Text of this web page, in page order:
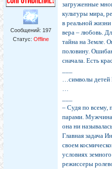
Сообщений: 197
Статус: Offline
загруженные
культуры мира,
в реальной
вера – любовь.
тайна на Земле.
половину.
сначала. Есть
…символы детей
…
– Судя по всему,
парами.
она ни
Главная задача
своем
условиях
режиссеры